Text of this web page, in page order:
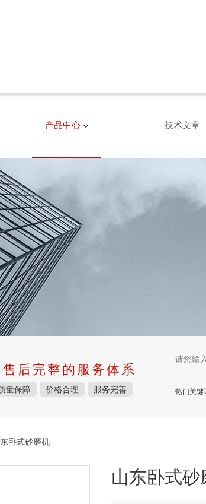
产品中心 技术文章
后完整的服务体系
量保障 价格合理 服务完善 热门关键
卧式砂磨机
山东卧式砂